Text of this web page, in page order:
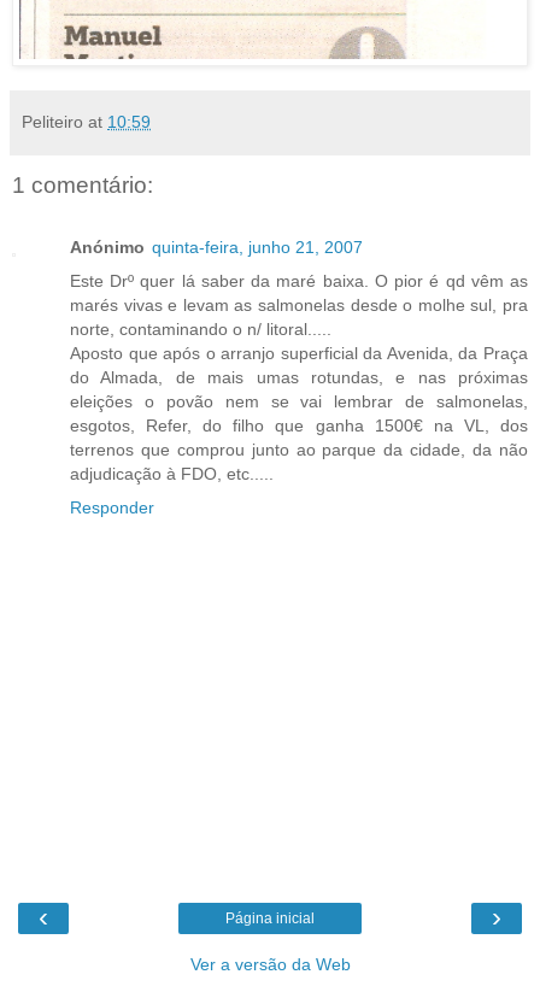
Peliteiro at 10:59
1 comentário:
Anónimo quinta-feira, junho 21, 2007
Este Drº quer lá saber da maré baixa. O pior é qd vêm as
marés vivas e levam as salmonelas desde o molhe sul, pra
norte, contaminando o n/ litoral.....
Aposto que após o arranjo superficial da Avenida, da Praça
do Almada, de mais umas rotundas, e nas próximas
eleições o povão nem se vai lembrar de salmonelas,
esgotos, Refer, do filho que ganha 1500€ na VL, dos
terrenos que comprou junto ao parque da cidade, da não
adjudicação à FDO, etc.....
Responder
‹ ›
Página inicial
Ver a versão da Web